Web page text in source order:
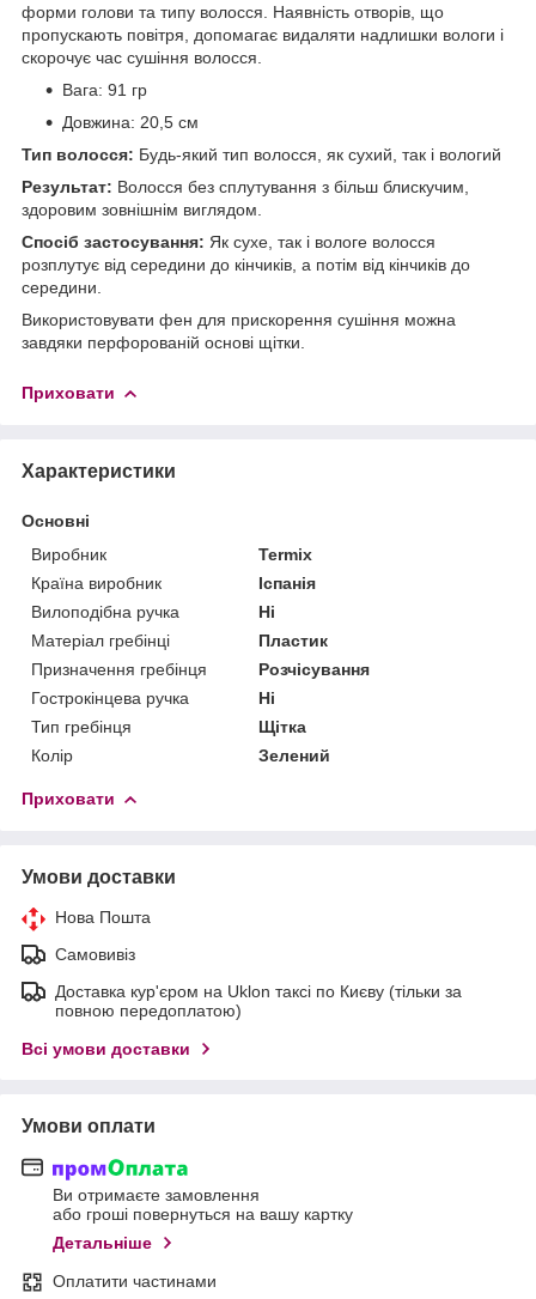
форми голови та типу волосся. Наявність отворів, що
пропускають повітря, допомагає видаляти надлишки вологи і
скорочує час сушіння волосся.
Вага: 91 гр
Довжина: 20,5 см
Тип волосся: Будь-який тип волосся, як сухий, так і вологий
Результат: Волосся без сплутування з більш блискучим,
здоровим зовнішнім виглядом.
Спосіб застосування: Як сухе, так і вологе волосся
розплутує від середини до кінчиків, а потім від кінчиків до
середини.
Використовувати фен для прискорення сушіння можна
завдяки перфорованій основі щітки.
Приховати
Характеристики
Основні
Виробник
Termix
Країна виробник
Іспанія
Вилоподібна ручка
Ні
Матеріал гребінці
Пластик
Призначення гребінця
Розчісування
Гострокінцева ручка
Ні
Тип гребінця
Щітка
Колір
Зелений
Приховати
Умови доставки
Нова Пошта
Самовивіз
Доставка кур'єром на Uklon таксі по Києву (тільки за
повною передоплатою)
Всі умови доставки
Умови оплати
Ви отримаєте замовлення
або гроші повернуться на вашу картку
Детальніше
Оплатити частинами